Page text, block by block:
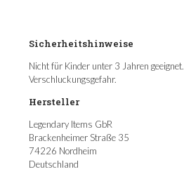
Sicherheitshinweise
Nicht für Kinder unter 3 Jahren geeignet.
Verschluckungsgefahr.
Hersteller
Legendary Items GbR
Brackenheimer Straße 35
74226 Nordheim
Deutschland